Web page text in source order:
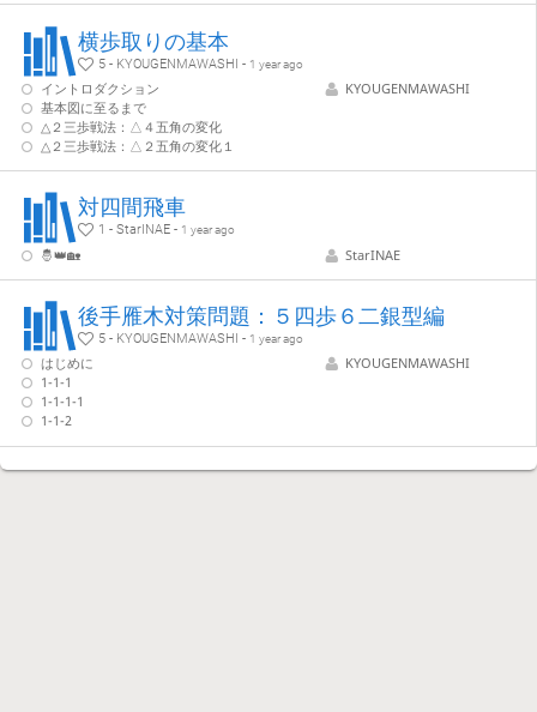
横歩取りの基本
5 - KYOUGENMAWASHI - 1 year ago
イントロダクション
基本図に至るまで
△２三歩戦法：△４五角の変化
△２三歩戦法：△２五角の変化１
KYOUGENMAWASHI
対四間飛車
1 - StarINAE - 1 year ago
🤴👑🏡 StarINAE
後手雁木対策問題：５四歩６二銀型編
5 - KYOUGENMAWASHI - 1 year ago
はじめに
1-1-1
1-1-1-1
1-1-2
KYOUGENMAWASHI